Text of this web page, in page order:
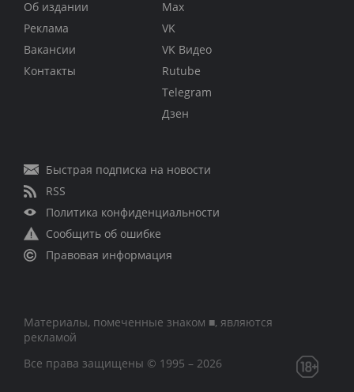
Об издании
Реклама
Вакансии
Контакты
Max
VK
VK Видео
Rutube
Telegram
Дзен
Быстрая подписка на новости
RSS
Политика конфиденциальности
Сообщить об ошибке
Правовая информация
Материалы, помеченные знаком ■, являются
рекламой
Все права защищены © 1995 – 2026